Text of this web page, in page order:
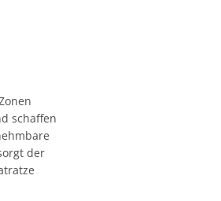
schaffen
der